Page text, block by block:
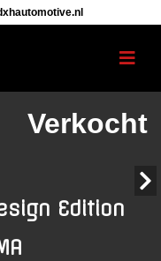
Verkocht
Edition